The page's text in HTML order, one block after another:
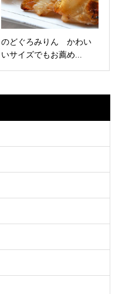
のどぐろみりん かわい
いサイズでもお薦め...